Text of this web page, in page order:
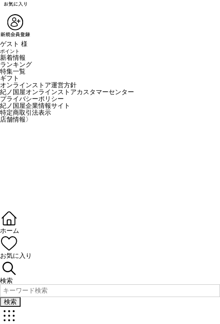
ゲスト 様
ポイント
新着情報
ランキング
特集一覧
ギフト
オンラインストア運営方針
紀ノ国屋オンラインストアカスタマーセンター
プライバシーポリシー
紀ノ国屋企業情報サイト
特定商取引法表示
店舗情報 〉
ホーム
お気に入り
検索
検索